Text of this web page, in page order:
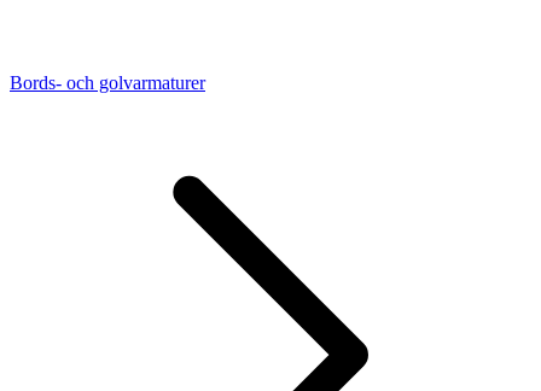
Bords- och golvarmaturer